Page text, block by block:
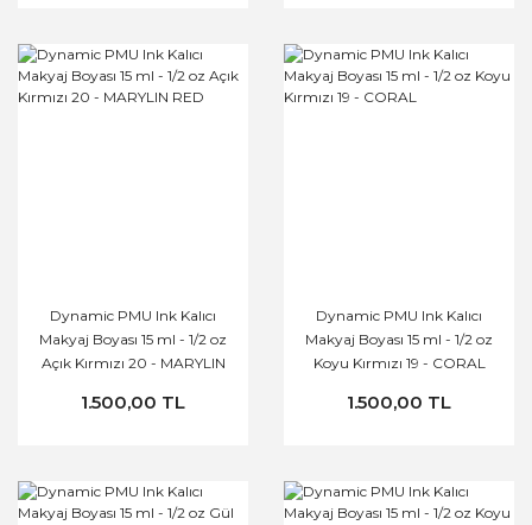
Dynamic PMU Ink Kalıcı
Makyaj Boyası 15 ml - 1/2 oz
Açık Kırmızı 20 - MARYLIN
1.500,00 TL
Dynamic PMU Ink Kalıcı
Makyaj Boyası 15 ml - 1/2 oz
Koyu Kırmızı 19 - CORAL
1.500,00 TL